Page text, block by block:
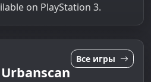
on PlayStation 3.
Все игры